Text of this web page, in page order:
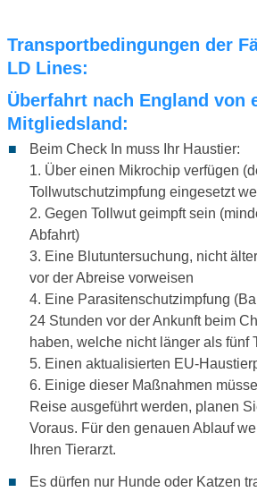
Transportbedingungen der Fährgesellschaft
LD Lines:
Überfahrt nach England von einem EU-
Mitgliedsland:
Beim Check In muss Ihr Haustier:
1. Über einen Mikrochip verfügen
Tollwutschutzimpfung eingesetzt
2. Gegen Tollwut geimpft sein
Abfahrt)
3. Eine Blutuntersuchung, nicht
vor der Abreise vorweisen
4. Eine Parasitenschutzimpfung
24 Stunden vor der Ankunft beim
haben, welche nicht länger als fünf
5. Einen aktualisierten EU-
6. Einige dieser Maßnahmen
Reise ausgeführt werden, planen
Voraus. Für den genauen Ablauf
Ihren Tierarzt.
Es dürfen nur Hunde oder Katzen